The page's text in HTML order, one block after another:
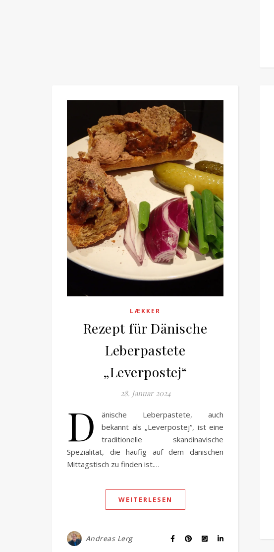
LÆKKER
Rezept für Dänische
Leberpastete
„Leverpostej“
28. Januar 2024
D
änische Leberpastete, auch
bekannt als „Leverpostej“, ist eine
traditionelle skandinavische
Spezialität, die häufig auf dem dänischen
Mittagstisch zu finden ist.…
WEITERLESEN
Andreas Lerg